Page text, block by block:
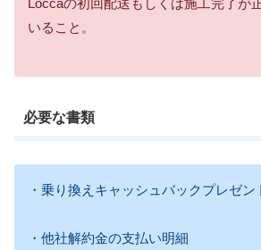
いること。
必要な書類
・乗り換えキャッシュバックプレゼン
・他社解約金の支払い明細